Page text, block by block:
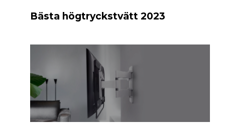
Bästa högtryckstvätt 2023